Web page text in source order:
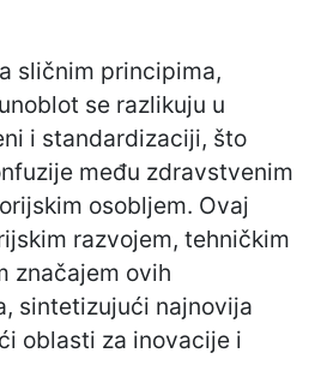
sličnim principima,
se razlikuju u
i standardizaciji, što
među zdravstvenim
osobljem. Ovaj
razvojem, tehničkim
značajem ovih
sintetizujući najnovija
oblasti za inovacije i